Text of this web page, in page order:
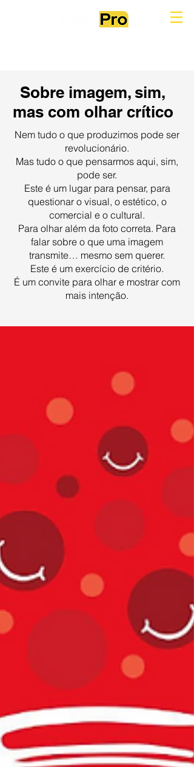
Sobre imagem, sim,
mas com olhar crítico
Nem tudo o que produzimos pode ser
revolucionário.
Mas tudo o que pensarmos aqui, sim,
pode ser.
Este é um lugar para pensar, para
questionar o visual, o estético, o
comercial e o cultural.
Para olhar além da foto correta. Para
falar sobre o que uma imagem
transmite… mesmo sem querer.
Este é um exercício de critério.
É um convite para olhar e mostrar com
mais intenção.